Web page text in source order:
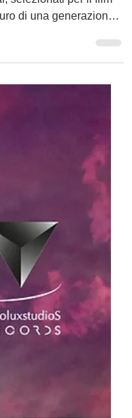
selezionati per il film
di una generazione,
Morgan e...